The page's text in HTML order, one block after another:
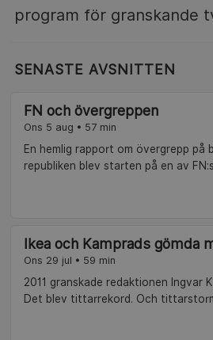
program för granskande
SENASTE AVSNITTEN
FN och övergreppen
Ons 5 aug • 57 min
En hemlig rapport om övergrepp på
republiken blev starten på en av
Ikea och Kamprads gömda
Ons 29 jul • 59 min
2011 granskade redaktionen Ingvar
Det blev tittarrekord. Och